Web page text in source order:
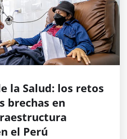
la Salud: los retos
brechas en
el Perú